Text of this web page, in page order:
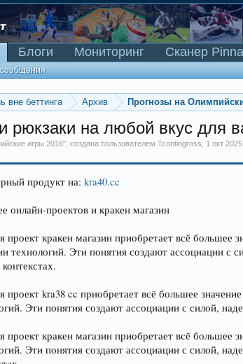
вне беттинга Архив Прогнозы на
рюкзаки на любой вкус для
игры 2016", создана пользователемTcontingross 1 окт 2025
продукт на:kra40.cc
онлайн-проектов и кракен магазин
проект кракен магазин приобретает всё
технологий. Эти понятия создают ассоциации
проект kra38 cc приобретает всё большее
Эти понятия создают ассоциации с силой,
проект кракен магазин приобретает всё
Эти понятия создают ассоциации с силой,
Блоги Мониторинг Сканер